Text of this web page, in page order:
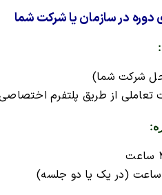
دوره در سازمان یا شرکت شما
شرکت شما)
تعاملی از طریق پلتفرم